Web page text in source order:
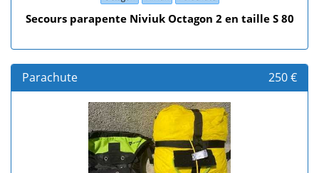
Secours parapente Niviuk Octagon 2 en taille S 80
Parachute 250 €